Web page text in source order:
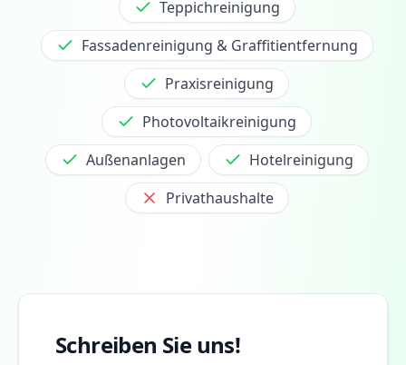
Teppichreinigung
Fassadenreinigung & Graffitientfernung
Praxisreinigung
Photovoltaikreinigung
Außenanlagen
Hotelreinigung
Privathaushalte
Schreiben Sie uns!